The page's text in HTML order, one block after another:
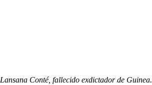
Lansana Conté, fallecido exdictador de Guinea.